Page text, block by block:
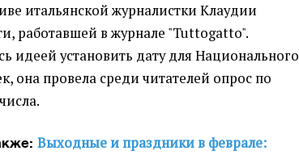
итальянской журналистки Клаудии
работавшей в журнале "Tuttogatto".
идеей установить дату для Национального
она провела среди читателей опрос по
Выходные и праздники в феврале: